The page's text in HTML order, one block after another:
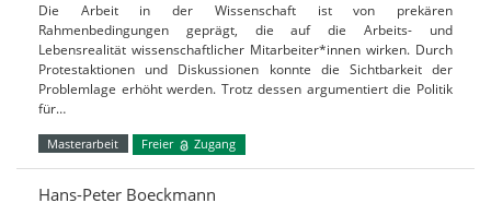
Die Arbeit in der Wissenschaft ist von prekären
Rahmenbedingungen geprägt, die auf die Arbeits- und
Lebensrealität wissenschaftlicher Mitarbeiter*innen wirken. Durch
Protestaktionen und Diskussionen konnte die Sichtbarkeit der
Problemlage erhöht werden. Trotz dessen argumentiert die Politik
für…
Masterarbeit Freier Zugang
Hans-Peter Boeckmann